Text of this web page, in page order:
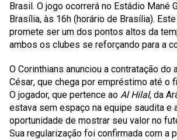
Brasil. O jogo ocorrerá no Estádio Mané
Brasília, às 16h (horário de Brasília).
promete ser um dos pontos altos da
ambos os clubes se reforçando para a
O Corinthians anunciou a contratação do
César, que chega por empréstimo até o
O jogador, que pertence ao Al Hilal, da
estava sem espaço na equipe saudita e
oportunidade de mostrar seu valor no
Sua regularização foi confirmada com a